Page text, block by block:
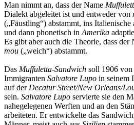
Man nimmt an, dass der Name
Dialekt abgeleitet ist und entweder von
(„Fäustling“) abstammt, ins Italienische
und dann phonetisch in Amerika
Es gibt aber auch die Theorie, dass der
mou („weich“) abstammt.
Das Muffuletta-Sandwich soll 1906 von
Immigranten Salvatore Lupo in seinem
auf der Decatur Street/New Orleans/
sein. Salvatore Lupo servierte sie den
nahegelegenen Werften und an den
arbeiteten. Er entwickelte das